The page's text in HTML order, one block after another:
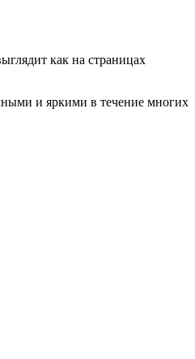
как на страницах
и яркими в течение многих